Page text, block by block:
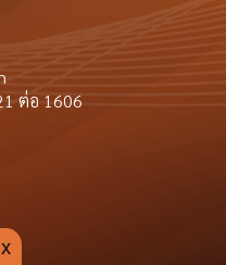
x
ต่อ 1606